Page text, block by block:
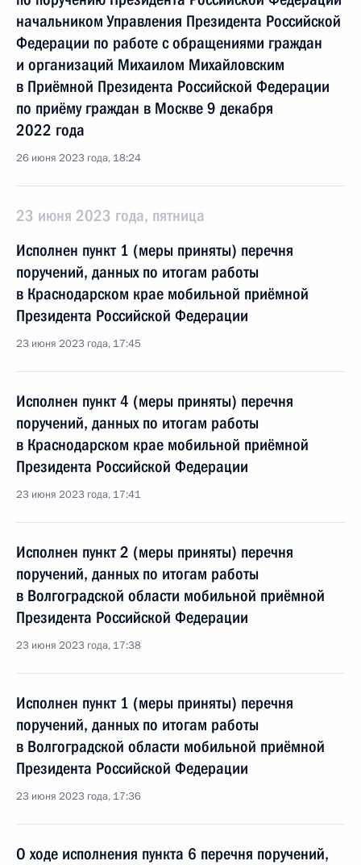
начальником Управления Президента Российской
Федерации по работе с обращениями граждан
и организаций Михаилом Михайловским
в Приёмной Президента Российской Федерации
по приёму граждан в Москве 9 декабря
2022 года
26 июня 2023 года, 18:24
23 июня 2023 года, пятница
Исполнен пункт 1 (меры приняты) перечня
поручений, данных по итогам работы
в Краснодарском крае мобильной приёмной
Президента Российской Федерации
23 июня 2023 года, 17:45
Исполнен пункт 4 (меры приняты) перечня
поручений, данных по итогам работы
в Краснодарском крае мобильной приёмной
Президента Российской Федерации
23 июня 2023 года, 17:41
Исполнен пункт 2 (меры приняты) перечня
поручений, данных по итогам работы
в Волгоградской области мобильной приёмной
Президента Российской Федерации
23 июня 2023 года, 17:38
Исполнен пункт 1 (меры приняты) перечня
поручений, данных по итогам работы
в Волгоградской области мобильной приёмной
Президента Российской Федерации
23 июня 2023 года, 17:36
О ходе исполнения пункта 6 перечня поручений,